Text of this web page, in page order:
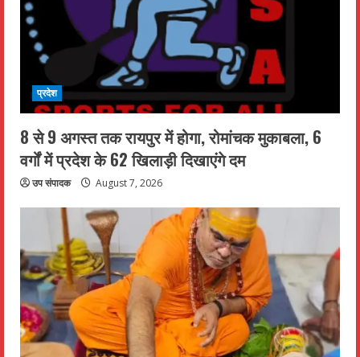
प्रदेश
8 से 9 अगस्त तक रायपुर में होगा, रोमांचक मुकाबला, 6
वर्गों में प्रदेश के 62 खिलाड़ी दिखाएंगे दम
उप संपादक August 7, 2026